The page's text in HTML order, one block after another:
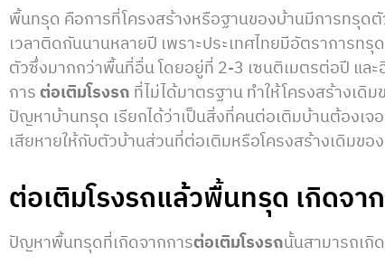
พื้นทรุด คือการที่โครงสร้างหรือฐานของบ้านมีการทรุด
เวลาติดกันนานหลายปี เพราะประเทศไทยมีอัตราการท
ตัวซึ่งมากกว่าพื้นที่อื่น โดยอยู่ที่ 2-3 เซนติเมตรต่อปี แล
การต่อเติมโรงรถ ที่ไม่ได้มาตรฐาน ทำให้โครงสร้างเดิ
ปัญหาบ้านทรุด เรียกได้ว่าเป็นสิ่งที่คนต่อเติมบ้านต้องเ
เสียหายให้กับตัวบ้านส่วนที่ต่อเติมหรือโครงสร้างเดิมข
ต่อเติมโรงรถแล้วพื้นทรุด เกิดจาก
ปัญหาพื้นทรุดที่เกิดจากการต่อเติมโรงรถนั้นสามารถเกิ